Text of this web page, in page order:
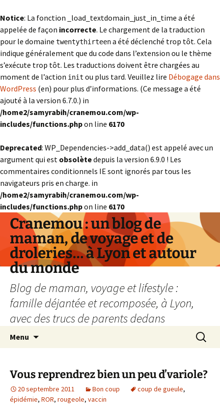
Notice: La fonction _load_textdomain_just_in_time a été
appelée de façon incorrecte. Le chargement de la traduction
pour le domaine twentythirteena été déclenché trop tôt. Cela
indique généralement que du code dans l’extension ou le thème
s’exécute trop tôt. Les traductions doivent être chargées au
moment de l’action init ou plus tard. Veuillez lire Débogage dans
WordPress (en) pour plus d’informations. (Ce message a été
ajouté à la version 6.7.0.) in
/home2/samyrabih/cranemou.com/wp-
includes/functions.phpon line 6170
Deprecated: WP_Dependencies->add_data() est appelé avec un
argument qui est obsolètedepuis la version 6.9.0 ! Les
commentaires conditionnels IE sont ignorés par tous les
navigateurs pris en charge. in
/home2/samyrabih/cranemou.com/wp-
includes/functions.phpon line 6170
Cranemou : un blog de
maman, de voyage et de
droleries… à Lyon et autour
du monde
Blog de maman, voyage et lifestyle :
famille déjantée et recomposée, à Lyon,
avec des trucs de parents dedans
Menu
Vous reprendrez bien un peu d’variole?
20 septembre 2011 Bon coup coup de gueule,
épidémie, ROR, rougeole, vaccin